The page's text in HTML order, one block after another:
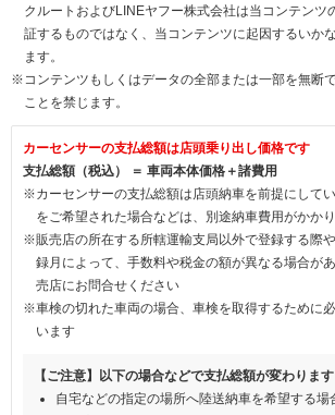
クルートおよびLINEヤフー株式会社は当コンテンツ
証するものではなく、当コンテンツに起因するいか
ます。
※コンテンツもしくはデータの全部または一部を無断
ことを禁じます。
カーセンサーの支払総額は店頭乗り出し価格です
支払総額（税込） ＝ 車両本体価格＋諸費用
※カーセンサーの支払総額は店頭納車を前提にして
をご希望された場合などは、別途納車費用がかか
※販売店の所在する所轄運輸支局以外で登録する際
録月によって、手数料や税金の額が異なる場合が
売店にお問合せください
※車検の切れた車両の場合、車検を取得するために
います
【ご注意】以下の場合などで支払総額が変わります
自宅などの指定の場所へ陸送納車を希望する場